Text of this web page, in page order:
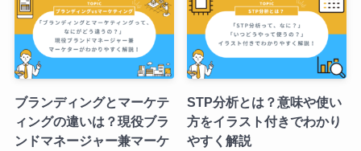
ブランディングとマーケテ
ィングの違いは？現役ブラ
ンドマネージャー兼マーケ
STP分析とは？意味や使い
方をイラスト付きでわかり
やすく解説